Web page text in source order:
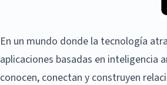
En un mundo donde la tecnología
aplicaciones basadas en inteligencia
conocen, conectan y construyen